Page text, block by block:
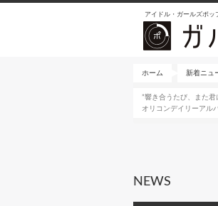
アイドル・ガールズポッ
ホーム 新着ニュ
”響き合うたび、また
オリコンデイリーアル
NEWS